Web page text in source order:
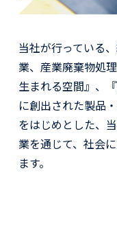
当社が行っている
業、 産業廃棄物処
生まれる空間』、
に創出された製品
をはじめとした、
業を通じて、社会
ます。